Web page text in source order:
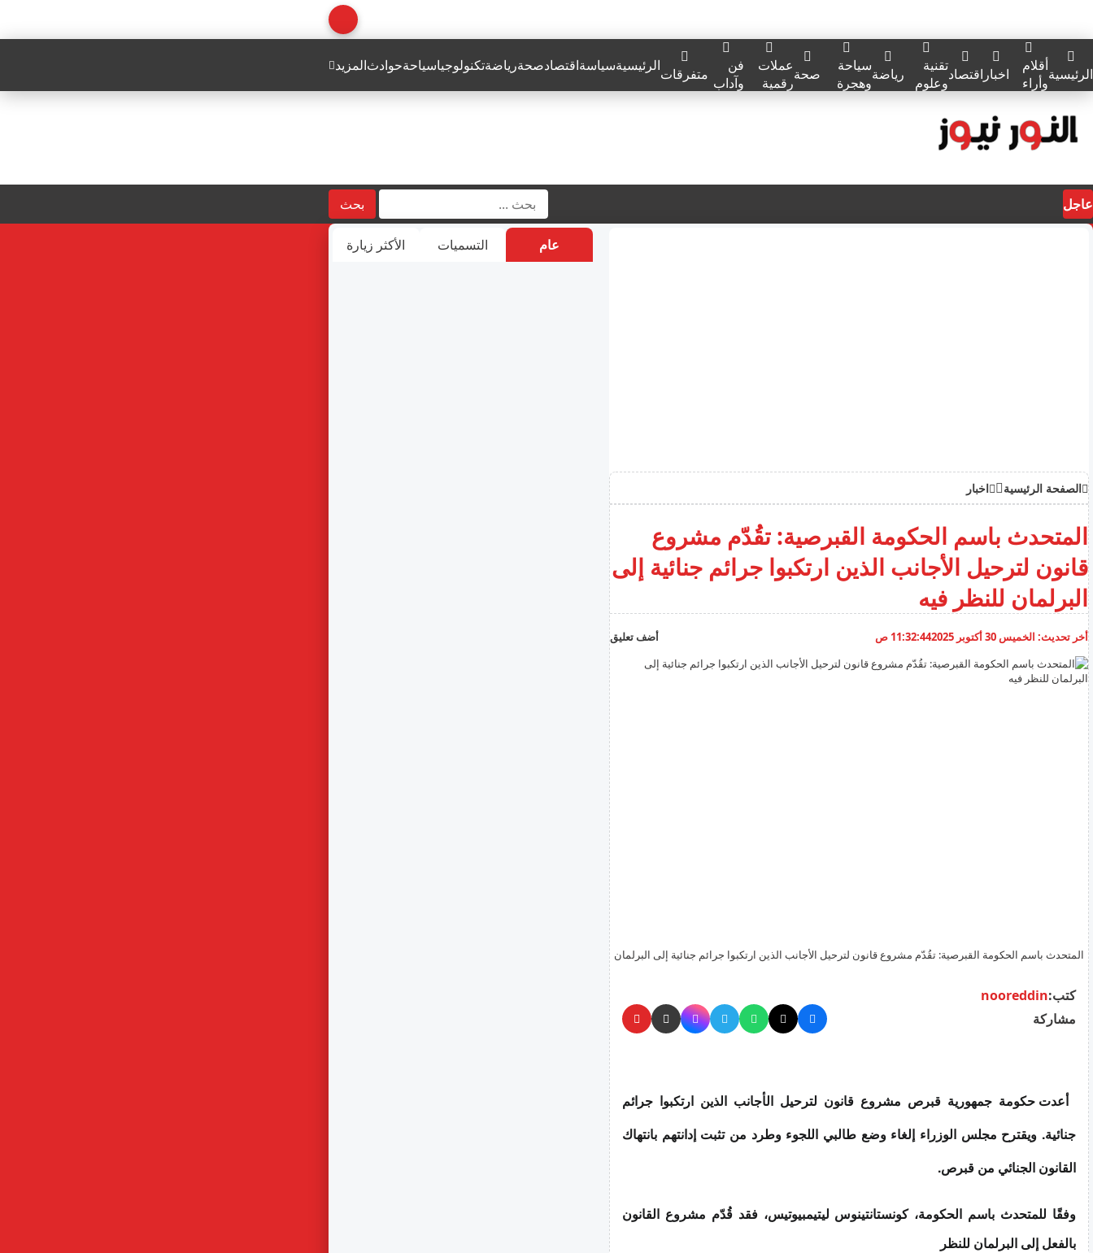
الرئيسيةأقلام
وأراء
اخبار اقتصادتقنية
وعلوم
رياضةسياحة
وهجرة
صحةعملات
رقمية
فن
وآداب متفرقاتالرئيسيةسياسةاقتصادصحةرياضةتكنولوجياسياحةحوادثالمزيد
عاجل بحث
الصفحة الرئيسية اخبار
المتحدث باسم الحكومة القبرصية: تقُدّم مشروع
قانون لترحيل الأجانب الذين ارتكبوا جرائم جنائية إلى
البرلمان للنظر فيه
أخر تحديث: الخميس 30 أكتوبر 2025 11:32:44 ص أضف تعليق
المتحدث باسم الحكومة القبرصية: تقُدّم مشروع قانون لترحيل الأجانب الذين ارتكبوا جرائم جنائية إلى البرلمان
كتب:nooreddin
مشاركة
أعدت حكومة جمهورية قبرص مشروع قانون لترحيل الأجانب الذين ارتكبوا جرائم
جنائية. ويقترح مجلس الوزراء إلغاء وضع طالبي اللجوء وطرد من تثبت إدانتهم بانتهاك
القانون الجنائي من قبرص.
وفقًا للمتحدث باسم الحكومة، كونستانتينوس ليتيمبيوتيس، فقد قُدّم مشروع القانون
بالفعل إلى البرلمان للنظر
عام التسميات الأكثر زيارة